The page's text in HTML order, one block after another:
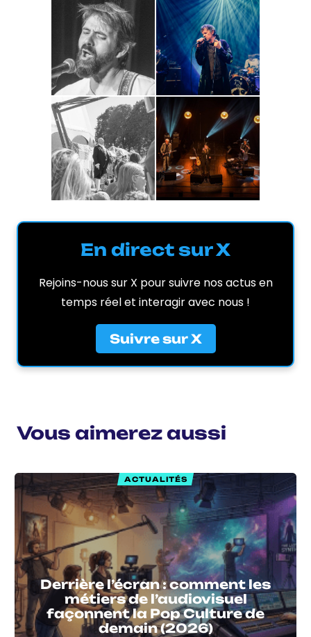
En direct sur X
Rejoins-nous sur X pour suivre nos actus en
temps réel et interagir avec nous !
Suivre sur X
Vous aimerez aussi
ACTUALITÉS
Derrière l’écran : comment les
métiers de l’audiovisuel
façonnent la Pop Culture de
demain (2026)